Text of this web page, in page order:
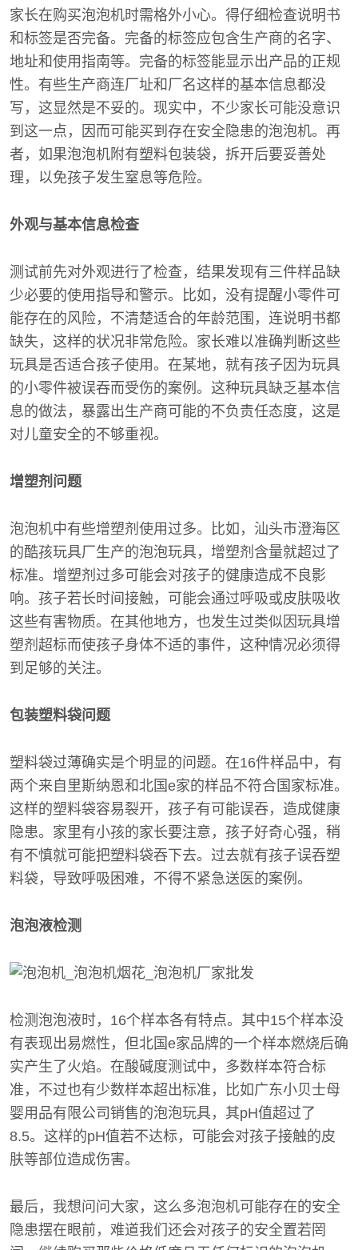
家长在购买泡泡机时需格外小心。得仔细检查说明书
和标签是否完备。完备的标签应包含生产商的名字、
地址和使用指南等。完备的标签能显示出产品的正规
性。有些生产商连厂址和厂名这样的基本信息都没
写，这显然是不妥的。现实中，不少家长可能没意识
到这一点，因而可能买到存在安全隐患的泡泡机。再
者，如果泡泡机附有塑料包装袋，拆开后要妥善处
理，以免孩子发生窒息等危险。
外观与基本信息检查
测试前先对外观进行了检查，结果发现有三件样品缺
少必要的使用指导和警示。比如，没有提醒小零件可
能存在的风险，不清楚适合的年龄范围，连说明书都
缺失，这样的状况非常危险。家长难以准确判断这些
玩具是否适合孩子使用。在某地，就有孩子因为玩具
的小零件被误吞而受伤的案例。这种玩具缺乏基本信
息的做法，暴露出生产商可能的不负责任态度，这是
对儿童安全的不够重视。
增塑剂问题
泡泡机中有些增塑剂使用过多。比如，汕头市澄海区
的酷孩玩具厂生产的泡泡玩具，增塑剂含量就超过了
标准。增塑剂过多可能会对孩子的健康造成不良影
响。孩子若长时间接触，可能会通过呼吸或皮肤吸收
这些有害物质。在其他地方，也发生过类似因玩具增
塑剂超标而使孩子身体不适的事件，这种情况必须得
到足够的关注。
包装塑料袋问题
塑料袋过薄确实是个明显的问题。在16件样品中，有
两个来自里斯纳恩和北国e家的样品不符合国家标准。
这样的塑料袋容易裂开，孩子有可能误吞，造成健康
隐患。家里有小孩的家长要注意，孩子好奇心强，稍
有不慎就可能把塑料袋吞下去。过去就有孩子误吞塑
料袋，导致呼吸困难，不得不紧急送医的案例。
泡泡液检测
检测泡泡液时，16个样本各有特点。其中15个样本没
有表现出易燃性，但北国e家品牌的一个样本燃烧后确
实产生了火焰。在酸碱度测试中，多数样本符合标
准，不过也有少数样本超出标准，比如广东小贝士母
婴用品有限公司销售的泡泡玩具，其pH值超过了
8.5。这样的pH值若不达标，可能会对孩子接触的皮
肤等部位造成伤害。
最后，我想问问大家，这么多泡泡机可能存在的安全
隐患摆在眼前，难道我们还会对孩子的安全置若罔